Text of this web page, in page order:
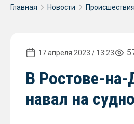
Главная Новости Происшествия
17 апреля 2023 / 13:23
В Ростове-на-
навал на